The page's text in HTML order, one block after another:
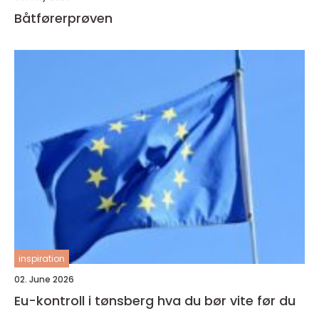
Båtførerprøven
inspiration
02. June 2026
Eu-kontroll i tønsberg hva du bør vite før du